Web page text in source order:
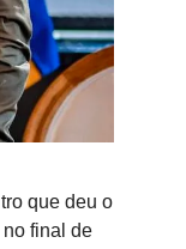
que deu o
no final de